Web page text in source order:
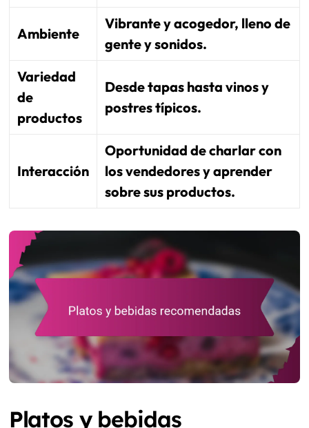
Ambiente
Vibrante y acogedor, lleno de
gente y sonidos.
Variedad
de
productos
Desde tapas hasta vinos y
postres típicos.
Interacción
Oportunidad de charlar con
los vendedores y aprender
sobre sus productos.
Platos y bebidas